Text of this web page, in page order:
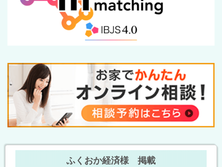
ふくおか経済様 掲載